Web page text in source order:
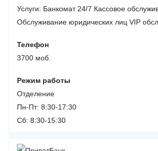
Услуги: Банкомат 24/7 Кассовое
Обслуживание юридических лиц VIP
Телефон
3700 моб.
Режим работы
Отделение
Пн-Пт: 8:30-17:30
Сб: 8:30-15:30